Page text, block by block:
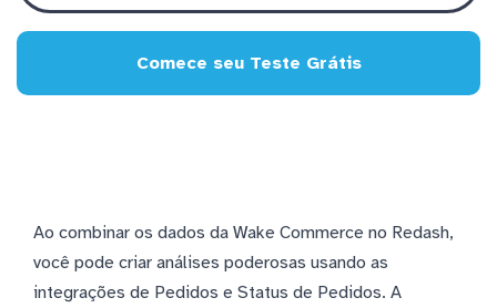
Comece seu Teste Grátis
Ao combinar os dados da Wake Commerce no Redash,
você pode criar análises poderosas usando as
integrações de Pedidos e Status de Pedidos. A